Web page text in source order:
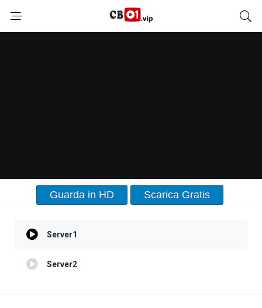
Guarda in HD Scarica Gratis
Server1
Server2